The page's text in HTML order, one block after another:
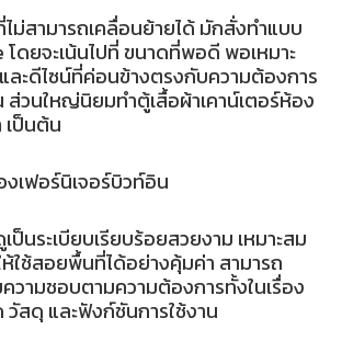
ม่สามารถเคลื่อนย้ายได้ มักสั่งทำแบบ
ดยจะเน้นไปที่ ขนาดที่พอดี พอเหมาะ
ละดีไซน์ที่ค่อนข้างตรงกับความต้องการ
ส่วนใหญ่นิยมทำตู้เสื้อผ้าเคาน์เตอร์ห้อง
เป็นต้น
เฟอร์นิเจอร์บิวท์อิน
ป็นระเบียบเรียบร้อยสวยงาม เหมาะสม
ใช้สอยพื้นที่ได้อย่างคุ้มค่า สามารถ
วามชอบตามความต้องการทั้งในเรื่อง
สดุ และฟังก์ชันการใช้งาน